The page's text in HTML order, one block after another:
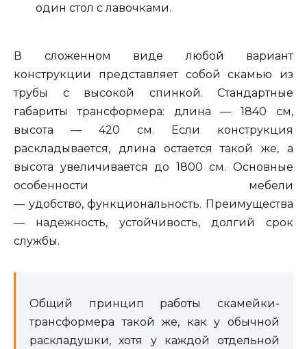
один стол с лавочками.
В сложенном виде любой вариант
конструкции представляет собой скамью из
трубы с высокой спинкой. Стандартные
габариты трансформера: длина — 1840 см,
высота — 420 см. Если конструкция
раскладывается, длина остается такой же, а
высота увеличивается до 1800 см. Основные
особенности мебели
— удобство, функциональность. Преимущества
— надежность, устойчивость, долгий срок
службы.
Общий принцип работы скамейки-
трансформера такой же, как у обычной
раскладушки, хотя у каждой отдельной